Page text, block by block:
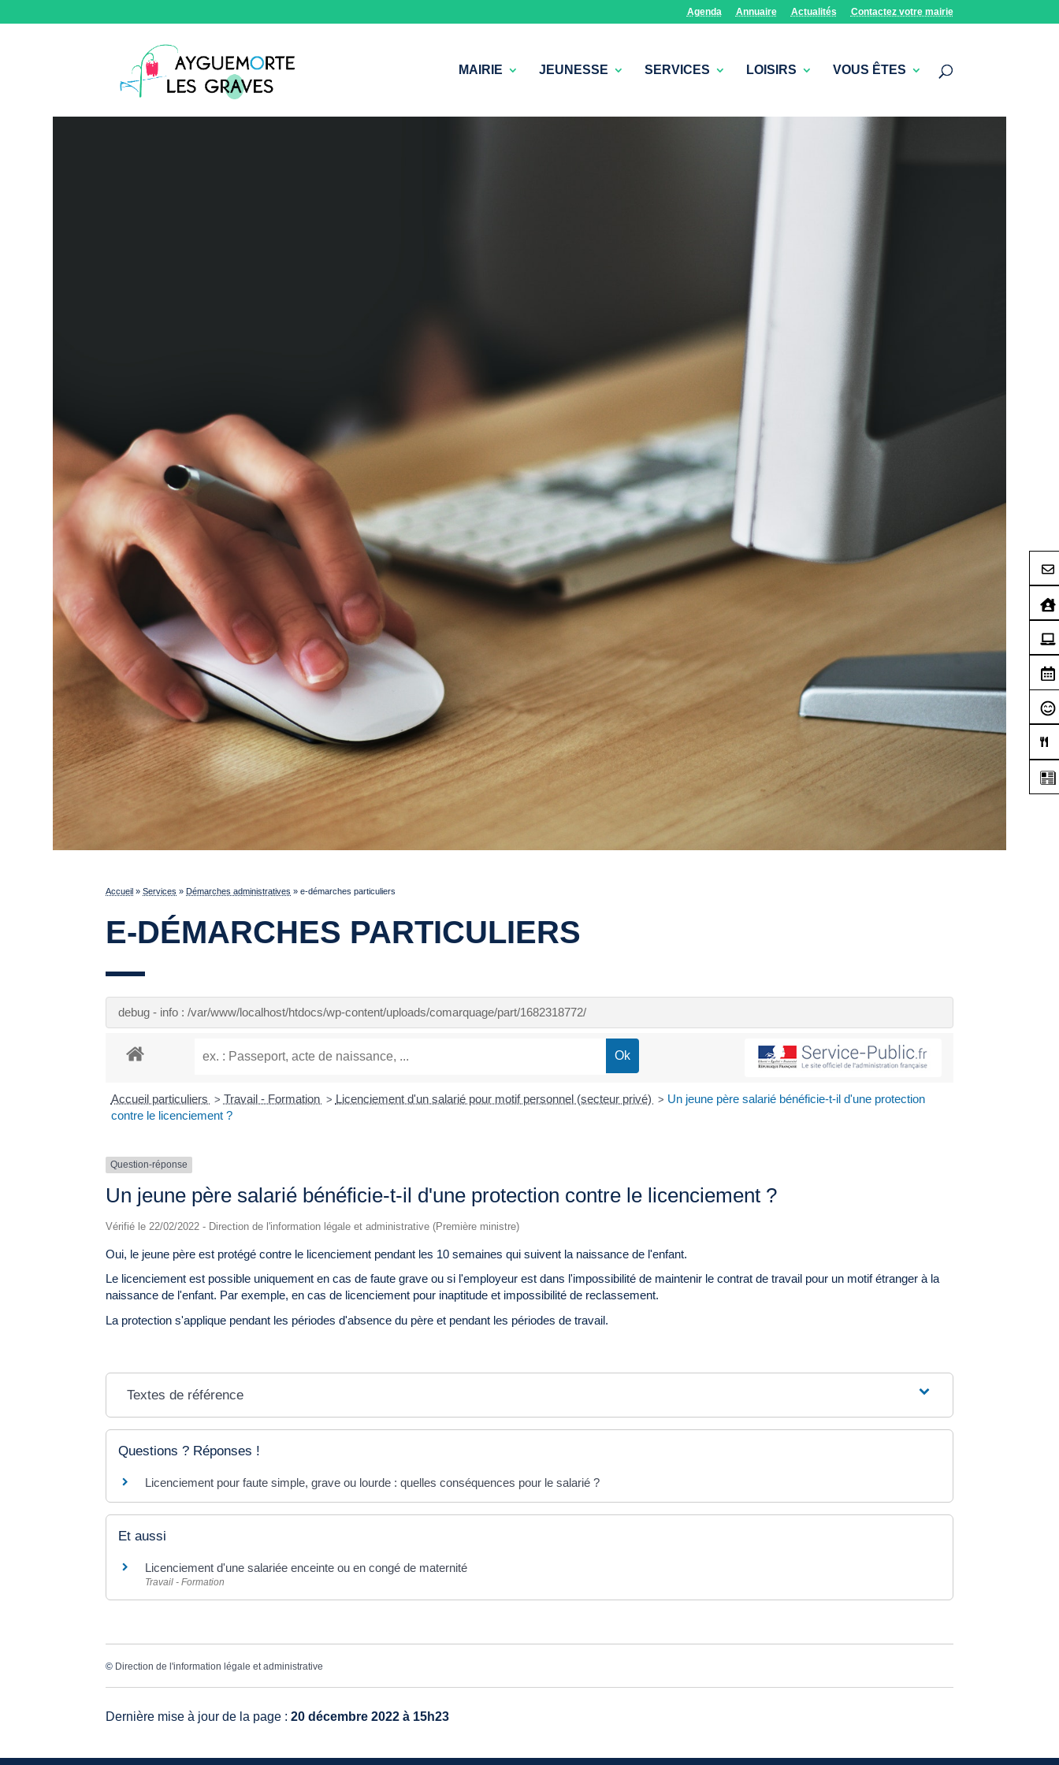
Agenda Annuaire Actualités Contactez votre mairie
MAIRIE JEUNESSE SERVICES LOISIRS VOUS ÊTES
Accueil »Services » Démarches administratives »e-démarches particuliers
E-DÉMARCHES PARTICULIERS
debug - info : /var/www/localhost/htdocs/wp-content/uploads/comarquage/part/1682318772/
Accueil particuliers > Travail - Formation > Licenciement d'un salarié pour motif personnel (secteur privé) > Un jeune père salarié bénéficie-t-il d'une protection
contre le licenciement ?
Question-réponse
Un jeune père salarié bénéficie-t-il d'une protection contre le licenciement ?
Vérifié le 22/02/2022 - Direction de l'information légale et administrative (Première ministre)
Oui, le jeune père est protégé contre le licenciement pendant les 10 semaines qui suivent la naissance de l'enfant.
Le licenciement est possible uniquement en cas de faute grave ou si l'employeur est dans l'impossibilité de maintenir le contrat de travail pour un motif étranger à la
naissance de l'enfant. Par exemple, en cas de licenciement pour inaptitude et impossibilité de reclassement.
La protection s'applique pendant les périodes d'absence du père et pendant les périodes de travail.
Textes de référence
Questions ? Réponses !
Licenciement pour faute simple, grave ou lourde : quelles conséquences pour le salarié ?
Et aussi
Licenciement d'une salariée enceinte ou en congé de maternité
Travail - Formation
© Direction de l'information légale et administrative
Dernière mise à jour de la page :20 décembre 2022 à 15h23